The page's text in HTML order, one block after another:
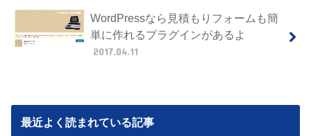
WordPressなら見積もりフォームも簡
単に作れるプラグインがあるよ
2017.04.11
最近よく読まれている記事